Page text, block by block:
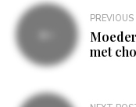
Bericht
navigatiemet